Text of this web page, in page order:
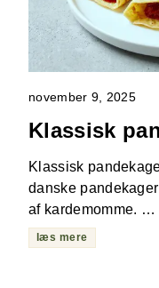
november 9, 2025
Klassisk
Klassisk
danske
af kardemomme. …
læs mere